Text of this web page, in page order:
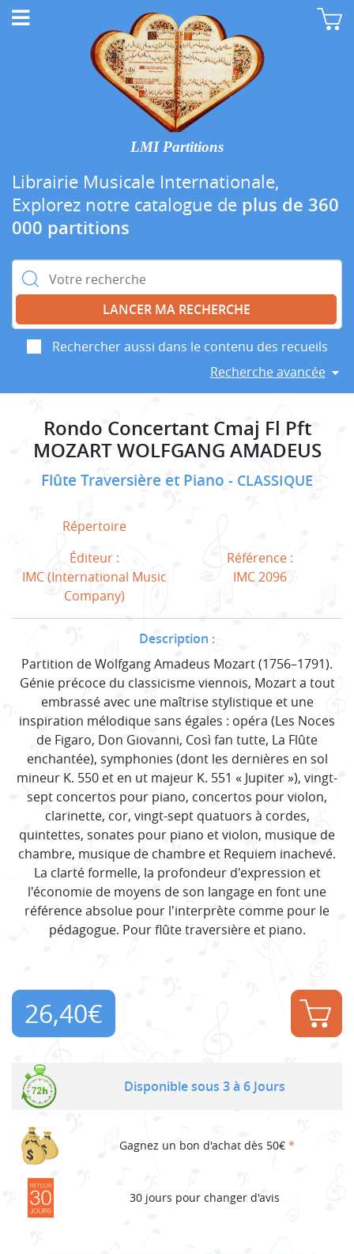
LMI Partitions
Librairie Musicale Internationale,
Explorez notre catalogue de plus de 360
000 partitions
Rechercher :
Rechercher aussi dans le contenu des recueils
Recherche avancée
Rondo Concertant Cmaj Fl Pft
MOZART WOLFGANG AMADEUS
Flûte Traversière et Piano CLASSIQUE
Répertoire
Éditeur :
IMC (International Music
Company)
Référence :
IMC 2096
Description :
Partition de Wolfgang Amadeus Mozart (1756–1791).
Génie précoce du classicisme viennois, Mozart a tout
embrassé avec une maîtrise stylistique et une
inspiration mélodique sans égales : opéra (Les Noces
de Figaro, Don Giovanni, Così fan tutte, La Flûte
enchantée), symphonies (dont les dernières en sol
mineur K. 550 et en ut majeur K. 551 « Jupiter »), vingt-
sept concertos pour piano, concertos pour violon,
clarinette, cor, vingt-sept quatuors à cordes,
quintettes, sonates pour piano et violon, musique de
chambre, musique de chambre et Requiem inachevé.
La clarté formelle, la profondeur d'expression et
l'économie de moyens de son langage en font une
référence absolue pour l'interprète comme pour le
pédagogue. Pour flûte traversière et piano.
26,40€
Disponible sous 3 à 6 Jours
Gagnez un bon d'achat dès 50€ *
30 jours pour changer d'avis